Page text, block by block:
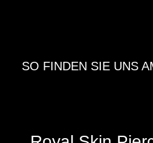
SO FINDEN SIE UNS